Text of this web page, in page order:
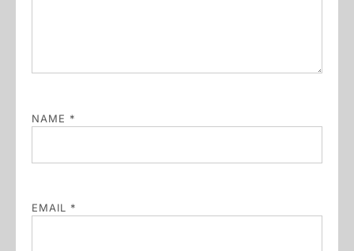
NAME *
EMAIL *